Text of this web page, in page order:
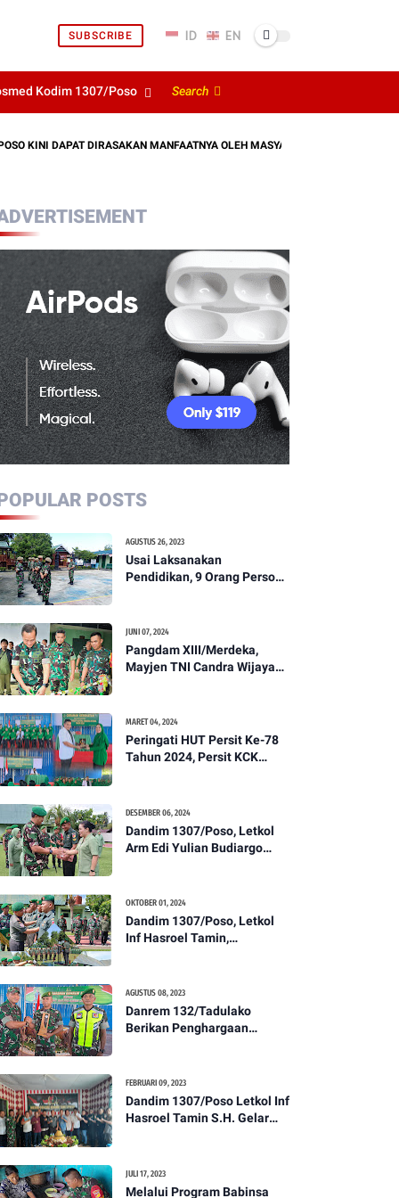
SUBSCRIBE
Kodim 1307/Poso Search
DAPAT DIRASAKAN MANFAATNYA OLEH MASYARAKAT
POSTS
AGUSTUS 26, 2023
Usai Laksanakan
Pendidikan, 9 Orang Personil
Ikuti Apel Pagi Dan
Pengecekan
JUNI 07, 2024
Pangdam XIII/Merdeka,
Mayjen TNI Candra Wijaya
MARET 04, 2024
Peringati HUT Persit Ke-78
Tahun 2024, Persit KCK
Kesehatan Tentang
Pencegahan DBD
DESEMBER 06, 2024
Dandim 1307/Poso, Letkol
Arm Edi Yulian Budiargo
1307/Poso
OKTOBER 01, 2024
Dandim 1307/Poso, Letkol
Inf Hasroel Tamin,
Kenaikan Pangkat Personel
Kodim 1307/Poso
AGUSTUS 08, 2023
Danrem 132/Tadulako
Berikan Penghargaan
FEBRUARI 09, 2023
Dandim 1307/Poso Letkol Inf
Hasroel Tamin S.H. Gelar
Tahun 2023
JULI 17, 2023
Melalui Program Babinsa